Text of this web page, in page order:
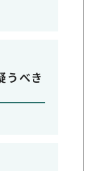
うべき